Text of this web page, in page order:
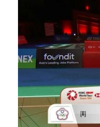
賽》
周
天
成